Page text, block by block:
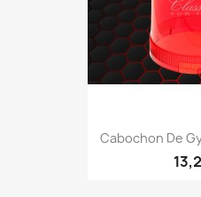
Cabochon De